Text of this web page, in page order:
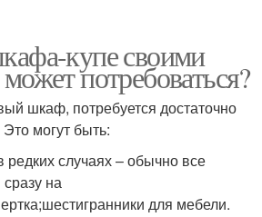
купе своими
потребоваться?
шкаф, потребуется достаточно
могут быть:
редких случаях – обычно все
на
для мебели.